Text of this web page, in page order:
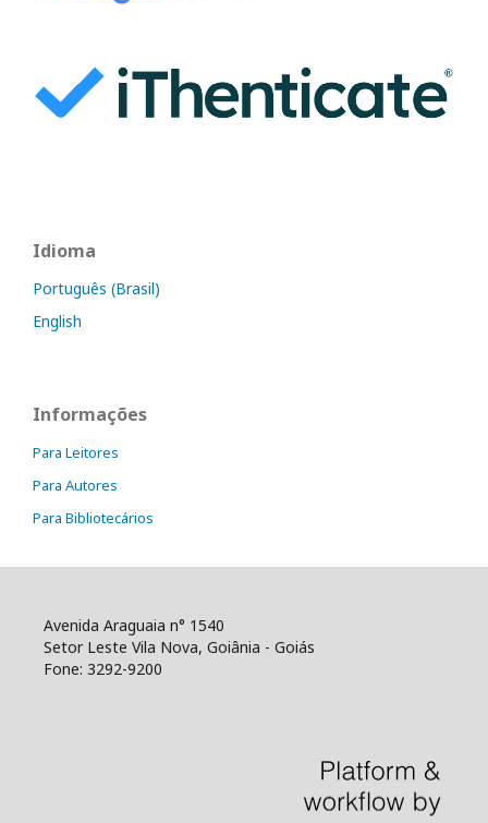
Idioma
Português (Brasil)
English
Informações
Para Leitores
Para Autores
Para Bibliotecários
Avenida Araguaia n° 1540
Setor Leste Vila Nova, Goiânia - Goiás
Fone: 3292-9200